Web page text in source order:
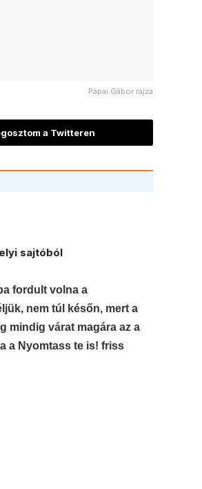
Pápai Gábor rajza
a Twitteren
sajtóból
fordult volna a
nem túl későn, mert a
mindig várat magára az a
a Nyomtass te is! friss